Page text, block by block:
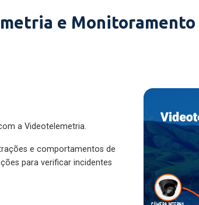
e Monitoramento
a Videotelemetria.
e comportamentos de
para verificar incidentes